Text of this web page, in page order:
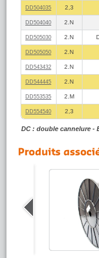
DD504035 2,3
DD504040 2.N
DD505030 2.N
DD505050 2.N
DD543432 2.N
DD544445 2.N
DD553535 2.M
DD554540 2,3
DC : double cannelure -